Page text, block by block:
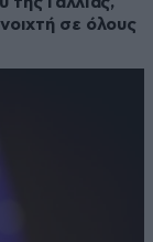
σε όλους